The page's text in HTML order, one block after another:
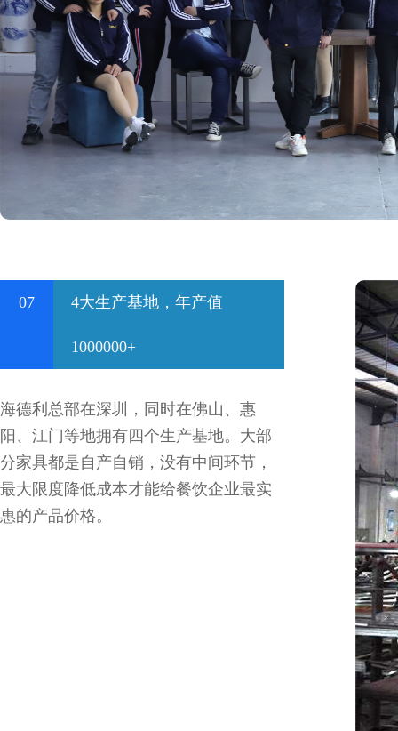
07 4大生产基地，年产值
1000000+
海德利总部在深圳，同时在佛山、惠
阳、江门等地拥有四个生产基地。大部
分家具都是自产自销，没有中间环节，
最大限度降低成本才能给餐饮企业最实
惠的产品价格。